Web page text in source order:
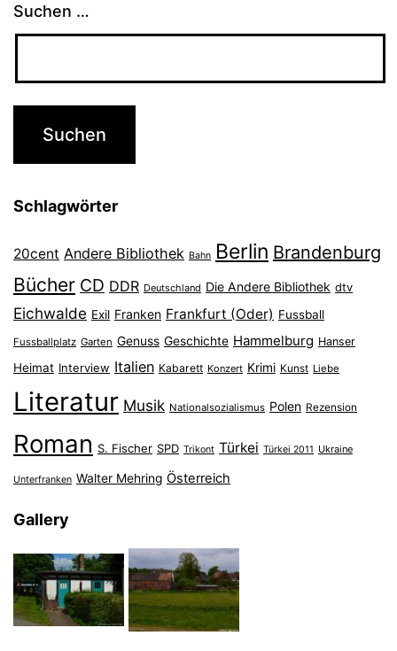
Suchen …
Schlagwörter
20cent Andere Bibliothek Bahn Berlin Brandenburg
Bücher CD DDR Deutschland Die Andere Bibliothek dtv
Eichwalde Exil Franken Frankfurt (Oder) Fussball
Fussballplatz Garten Genuss Geschichte Hammelburg Hanser
Heimat Interview Italien Kabarett Konzert Krimi Kunst Liebe
Literatur Musik Nationalsozialismus Polen Rezension
Roman S. Fischer SPD Trikont Türkei Türkei 2011 Ukraine
Unterfranken Walter Mehring Österreich
Gallery